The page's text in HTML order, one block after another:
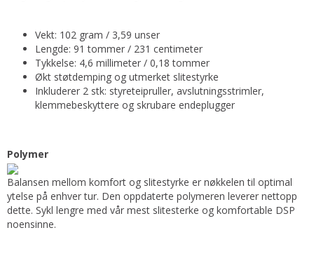
Vekt: 102 gram / 3,59 unser
Lengde: 91 tommer / 231 centimeter
Tykkelse: 4,6 millimeter / 0,18 tommer
Økt støtdemping og utmerket slitestyrke
Inkluderer 2 stk: styreteipruller, avslutningsstrimler,
klemmebeskyttere og skrubare endeplugger
Polymer
Balansen mellom komfort og slitestyrke er nøkkelen til optimal
ytelse på enhver tur. Den oppdaterte polymeren leverer nettopp
dette. Sykl lengre med vår mest slitesterke og komfortable DSP
noensinne.